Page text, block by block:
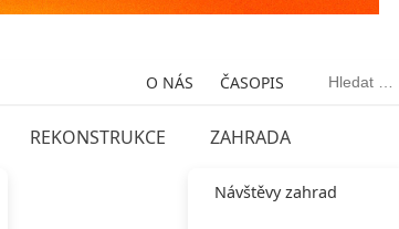
O NÁS ČASOPIS Vyhledávání
REKONSTRUKCE ZAHRADA
Návštěvy zahrad